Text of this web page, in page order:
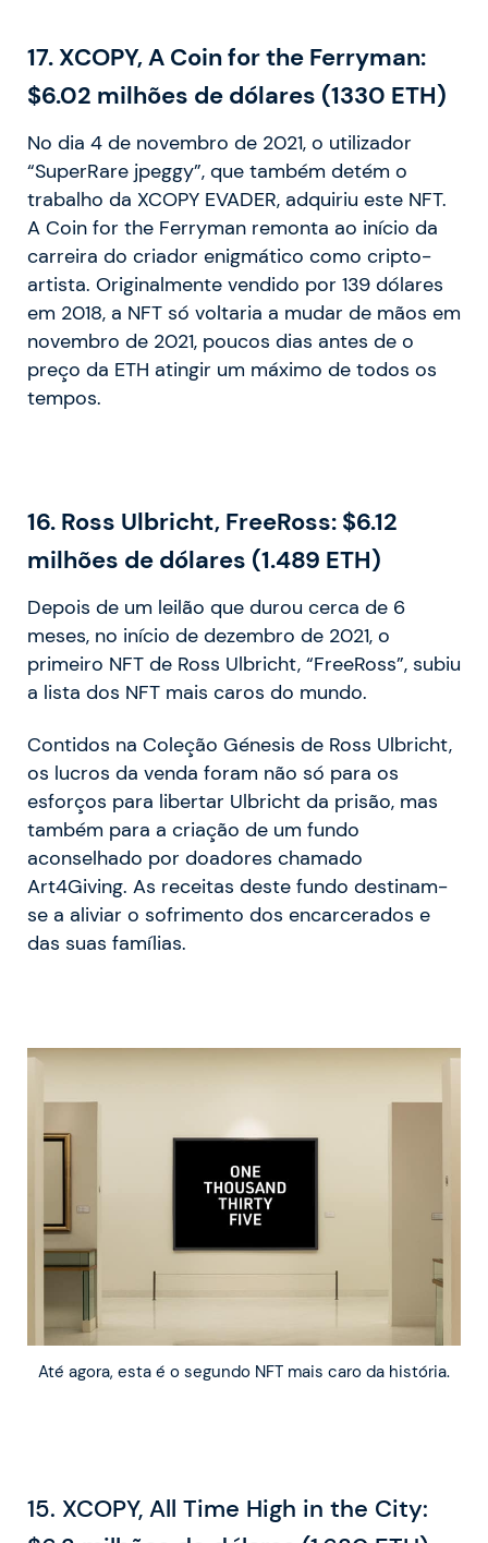
17. XCOPY, A Coin for the Ferryman:
$6.02 milhões de dólares (1330 ETH)
No dia 4 de novembro de 2021, o utilizador
“SuperRare jpeggy”, que também detém o
trabalho da XCOPY EVADER, adquiriu este NFT.
A Coin for the Ferryman remonta ao início da
carreira do criador enigmático como cripto-
artista. Originalmente vendido por 139 dólares
em 2018, a NFT só voltaria a mudar de mãos em
novembro de 2021, poucos dias antes de o
preço da ETH atingir um máximo de todos os
tempos.
16. Ross Ulbricht, FreeRoss: $6.12
milhões de dólares (1.489 ETH)
Depois de um leilão que durou cerca de 6
meses, no início de dezembro de 2021, o
primeiro NFT de Ross Ulbricht, “FreeRoss”, subiu
a lista dos NFT mais caros do mundo.
Contidos na Coleção Génesis de Ross Ulbricht,
os lucros da venda foram não só para os
esforços para libertar Ulbricht da prisão, mas
também para a criação de um fundo
aconselhado por doadores chamado
Art4Giving. As receitas deste fundo destinam-
se a aliviar o sofrimento dos encarcerados e
das suas famílias.
Até agora, esta é o segundo NFT mais caro da história.
15. XCOPY, All Time High in the City: